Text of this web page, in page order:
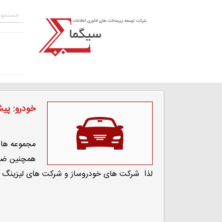
خودرو:
مجموعه
همچنین
لذا شرکت های خودروساز و شرکت های لیزینگ